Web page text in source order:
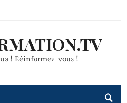
! Réinformez-vous !